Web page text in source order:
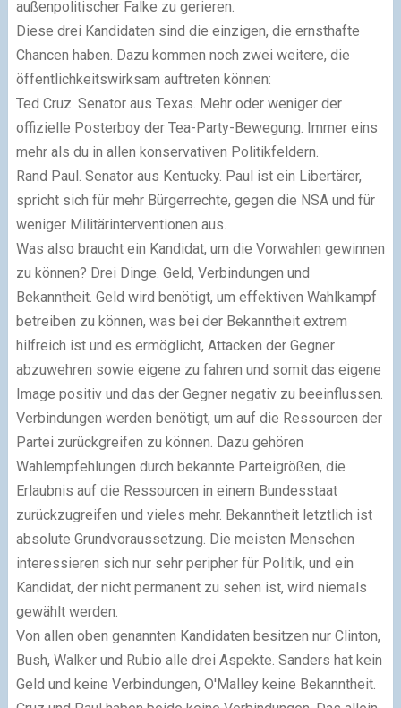
außenpolitischer Falke zu gerieren.
Diese drei Kandidaten sind die einzigen, die ernsthafte
Chancen haben. Dazu kommen noch zwei weitere, die
öffentlichkeitswirksam auftreten können:
Ted Cruz. Senator aus Texas. Mehr oder weniger der
offizielle Posterboy der Tea-Party-Bewegung. Immer eins
mehr als du in allen konservativen Politikfeldern.
Rand Paul. Senator aus Kentucky. Paul ist ein Libertärer,
spricht sich für mehr Bürgerrechte, gegen die NSA und für
weniger Militärinterventionen aus.
Was also braucht ein Kandidat, um die Vorwahlen gewinnen
zu können? Drei Dinge. Geld, Verbindungen und
Bekanntheit. Geld wird benötigt, um effektiven Wahlkampf
betreiben zu können, was bei der Bekanntheit extrem
hilfreich ist und es ermöglicht, Attacken der Gegner
abzuwehren sowie eigene zu fahren und somit das eigene
Image positiv und das der Gegner negativ zu beeinflussen.
Verbindungen werden benötigt, um auf die Ressourcen der
Partei zurückgreifen zu können. Dazu gehören
Wahlempfehlungen durch bekannte Parteigrößen, die
Erlaubnis auf die Ressourcen in einem Bundesstaat
zurückzugreifen und vieles mehr. Bekanntheit letztlich ist
absolute Grundvoraussetzung. Die meisten Menschen
interessieren sich nur sehr peripher für Politik, und ein
Kandidat, der nicht permanent zu sehen ist, wird niemals
gewählt werden.
Von allen oben genannten Kandidaten besitzen nur Clinton,
Bush, Walker und Rubio alle drei Aspekte. Sanders hat kein
Geld und keine Verbindungen, O'Malley keine Bekanntheit.